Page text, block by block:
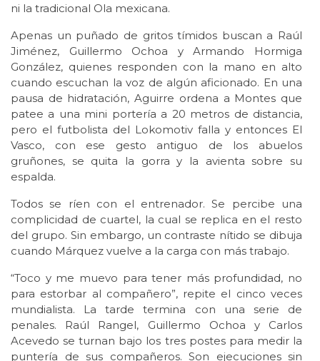
ni la tradicional Ola mexicana.
Apenas un puñado de gritos tímidos buscan a Raúl
Jiménez, Guillermo Ochoa y Armando Hormiga
González, quienes responden con la mano en alto
cuando escuchan la voz de algún aficionado. En una
pausa de hidratación, Aguirre ordena a Montes que
patee a una mini portería a 20 metros de distancia,
pero el futbolista del Lokomotiv falla y entonces El
Vasco, con ese gesto antiguo de los abuelos
gruñones, se quita la gorra y la avienta sobre su
espalda.
Todos se ríen con el entrenador. Se percibe una
complicidad de cuartel, la cual se replica en el resto
del grupo. Sin embargo, un contraste nítido se dibuja
cuando Márquez vuelve a la carga con más trabajo.
“Toco y me muevo para tener más profundidad, no
para estorbar al compañero”, repite el cinco veces
mundialista. La tarde termina con una serie de
penales. Raúl Rangel, Guillermo Ochoa y Carlos
Acevedo se turnan bajo los tres postes para medir la
puntería de sus compañeros. Son ejecuciones sin